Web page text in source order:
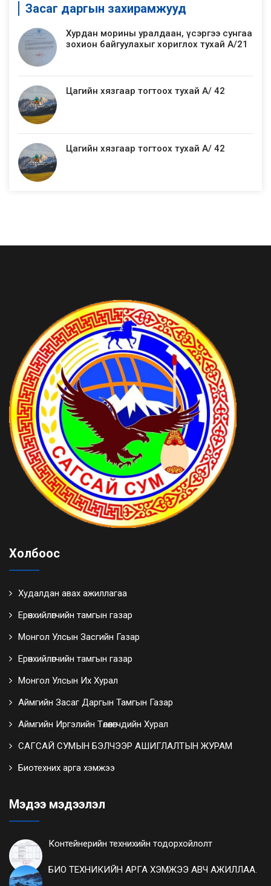
Засаг даргын захирамжууд
Хурдан морины уралдаан, үсэргээ сунгаа
зохион байгуулахыг хориглох тухай А/21
Цагийн хязгаар тогтоох тухай А/ 42
Цагийн хязгаар тогтоох тухай А/ 42
Холбоос
Худалдан авах ажиллагаа
Ерөнхийлөгчийн тамгын газар
Монгол Улсын Засгийн Газар
Ерөнхийлөгчийн тамгын газар
Монгол Улсын Их Хурал
Аймгийн Засаг Даргын Тамгын Газар
Аймгийн Иргэлийн Төлөөлөгчдийн Хурал
САГСАЙ СУМЫН БЭЛЧЭЭР АШИГЛАЛТЫН ЖУРАМ
Биотехних арга хэмжээ
Мэдээ мэдээлэл
Контейнерийн технихийн тодорхойлолт
БИО ТЕХНИКИЙН АРГА ХЭМЖЭЭ АВЧ АЖИЛЛАА.